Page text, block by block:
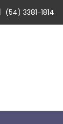
(54) 3381-1814